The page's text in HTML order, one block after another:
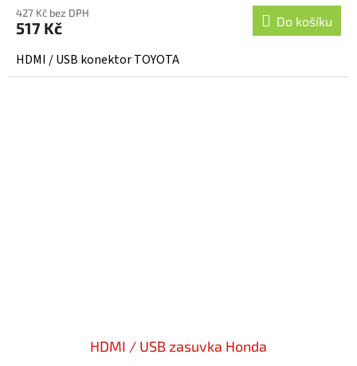
427 Kč bez DPH
517 Kč Do košíku
HDMI / USB konektor TOYOTA
HDMI / USB zasuvka Honda